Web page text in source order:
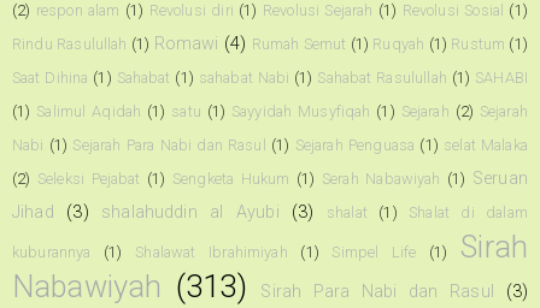
(2) respon alam (1) Revolusi diri (1) Revolusi Sejarah (1) Revolusi Sosial (1)
Rindu Rasulullah (1) Romawi (4) Rumah Semut (1) Ruqyah (1) Rustum (1)
Saat Dihina (1) Sahabat (1) sahabat Nabi (1) Sahabat Rasulullah (1) SAHABI
(1) Salimul Aqidah (1) satu (1) Sayyidah Musyfiqah (1) Sejarah (2) Sejarah
Nabi (1) Sejarah Para Nabi dan Rasul (1) Sejarah Penguasa (1) selat Malaka
(2) Seleksi Pejabat (1) Sengketa Hukum (1) Serah Nabawiyah (1) Seruan
Jihad
(3) shalahuddin al Ayubi (3) shalat (1) Shalat di dalam
kuburannya (1) Shalawat Ibrahimiyah (1) Simpel Life (1)
Sirah
Nabawiyah (313) Sirah Para Nabi dan Rasul
(3)